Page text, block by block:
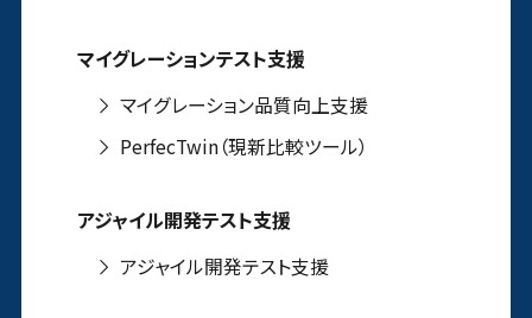
マイグレーションテスト支援
マイグレーション品質向上支援
PerfecTwin（現新比較ツール）
アジャイル開発テスト支援
アジャイル開発テスト支援